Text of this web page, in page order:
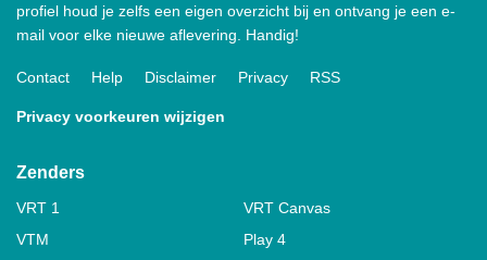
profiel houd je zelfs een eigen overzicht bij en ontvang je een e-
mail voor elke nieuwe aflevering. Handig!
Contact Help Disclaimer Privacy RSS
Privacy voorkeuren wijzigen
Zenders
VRT 1
VRT Canvas
VTM
Play 4